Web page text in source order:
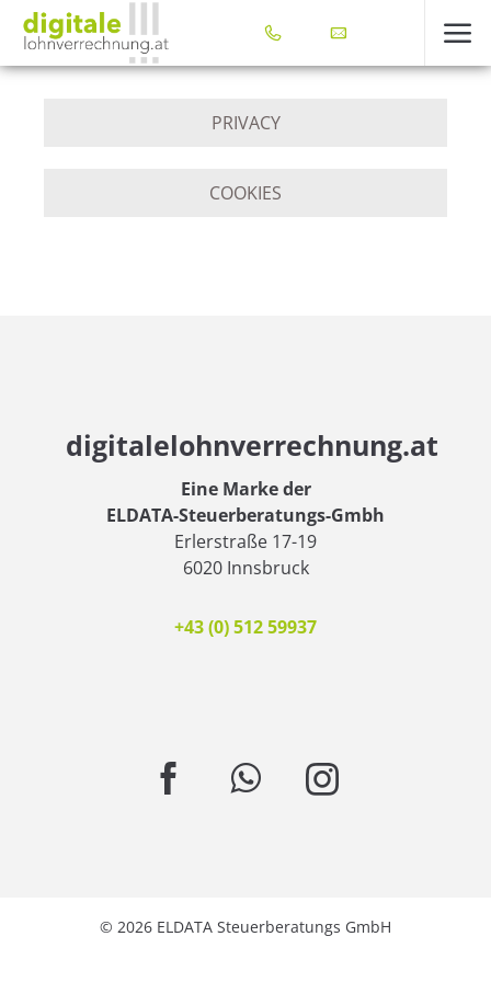
PRIVACY
COOKIES
digitalelohnverrechnung.at
Eine Marke der
ELDATA-Steuerberatungs-Gmbh
Erlerstraße 17-19
6020 Innsbruck
+43 (0) 512 59937
© 2026 ELDATA Steuerberatungs GmbH